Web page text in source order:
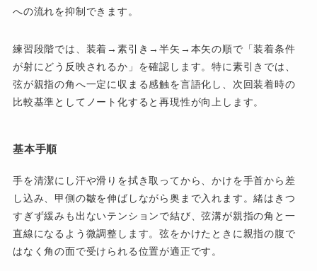
への流れを抑制できます。
練習段階では、装着→素引き→半矢→本矢の順で「装着条件
が射にどう反映されるか」を確認します。特に素引きでは、
弦が親指の角へ一定に収まる感触を言語化し、次回装着時の
比較基準としてノート化すると再現性が向上します。
基本手順
手を清潔にし汗や滑りを拭き取ってから、かけを手首から差
し込み、甲側の皺を伸ばしながら奥まで入れます。緒はきつ
すぎず緩みも出ないテンションで結び、弦溝が親指の角と一
直線になるよう微調整します。弦をかけたときに親指の腹で
はなく角の面で受けられる位置が適正です。